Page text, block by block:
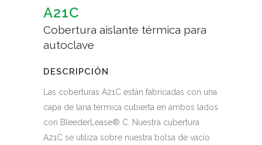
A21C
Cobertura aislante térmica para
autoclave
DESCRIPCIÓN
Las coberturas A21C están fabricadas con una
capa de lana térmica cubierta en ambos lados
con BleederLease® C. Nuestra cubertura
A21C se utiliza sobre nuestra bolsa de vacío